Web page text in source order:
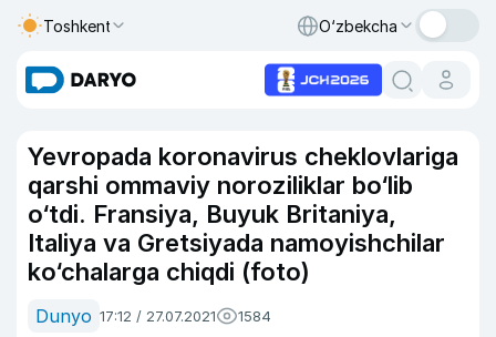
Toshkent O‘zbekcha
Yevropada koronavirus cheklovlariga
qarshi ommaviy noroziliklar bo‘lib
o‘tdi. Fransiya, Buyuk Britaniya,
Italiya va Gretsiyada namoyishchilar
ko‘chalarga chiqdi (foto)
Dunyo 17:12 / 27.07.2021 1584